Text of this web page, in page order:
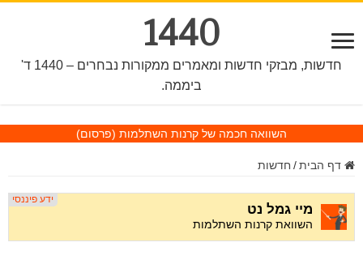
1440
חדשות, מבזקי חדשות ומאמרים ממקורות נבחרים – 1440 ד'
ביממה.
השוואה חכמה של קרנות השתלמות (פרסום)
דף הבית / חדשות